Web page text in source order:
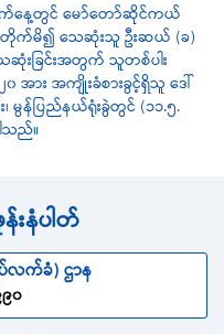
က်နေ့တွင် မော်တော်ဆိုင်ကယ်
တိုက်မိ၍ သေဆုံးသူ ဦးဆယ် (ခ)
ေဆုံးခြင်းအတွက် သူတစ်ပါး
အား အကျိုးခံစားခွင့်ရှိသူ ဒေါ်
၊ မွန်ပြည်နယ်ရုံးခွဲတွင် (၁၁.၅.
သည်။
နံပါတ်
က်ခံ) ဌာန
၀